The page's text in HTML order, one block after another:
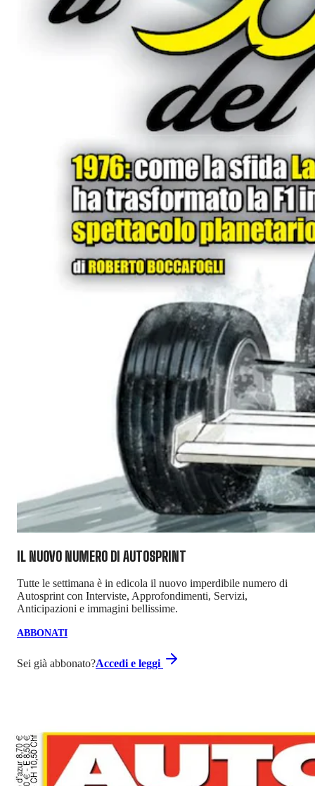
IL NUOVO NUMERO DI AUTOSPRINT
Tutte le settimana è in edicola il nuovo imperdibile numero di
Autosprint con Interviste, Approfondimenti, Servizi,
Anticipazioni e immagini bellissime.
ABBONATI
Sei già abbonato?Accedi e leggi